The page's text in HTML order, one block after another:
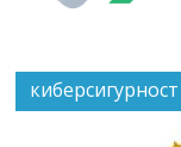
киберсигурност